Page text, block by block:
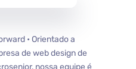
• Orientado a
de web design de
nossa equipe é